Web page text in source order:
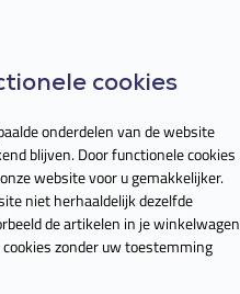
cookies
onderdelen van de website
blijven. Door functionele cookies
website voor u gemakkelijker.
niet herhaaldelijk dezelfde
de artikelen in je winkelwagen
zonder uw toestemming